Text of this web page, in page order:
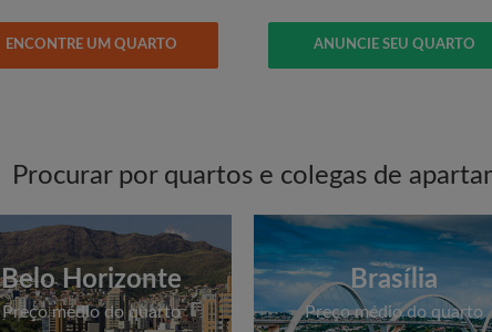
ENCONTRE UM QUARTO ANUNCIE SEU QUARTO
Procurar por quartos e colegas de
Belo Horizonte
Preço médio do quarto
Brasília
Preço médio do quarto